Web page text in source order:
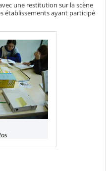
une restitution sur la scène
établissements ayant participé